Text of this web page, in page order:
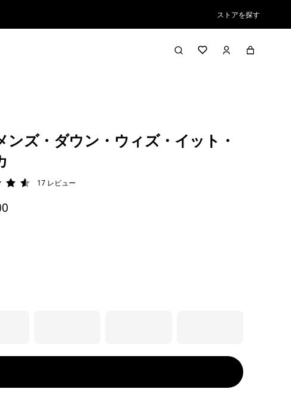
ストアを探す
ンズ・ダウン・ウィズ・イット・
価: 4.6 / 5
17 レビュー